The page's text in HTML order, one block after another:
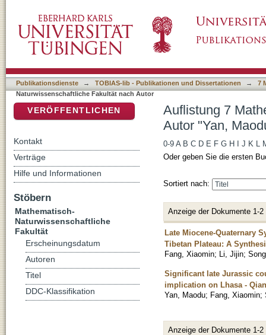
Publikationsdienste → TOBIAS-lib - Publikationen und Dissertationen →
7
Naturwissenschaftliche Fakultät nach Autor
Auflistung 7
Autor "Yan,
0-9 A B C D E F G H J K L
Oder geben Sie die ersten
Sortiert nach:
Anzeige der Dokumente 1-2
Late Miocene-Quaternary
Tibetan Plateau: A
Fang, Xiaomin; Li, Jijin;
Significant late Jurassic
implication on Lhasa -
Yan, Maodu; Fang, Xiaomin;
Anzeige der Dokumente 1-2
VERÖFFENTLICHEN
Kontakt
Verträge
Hilfe und Informationen
Stöbern
Mathematisch-
Naturwissenschaftliche
Fakultät
Erscheinungsdatum
Autoren
Titel
DDC-Klassifikation